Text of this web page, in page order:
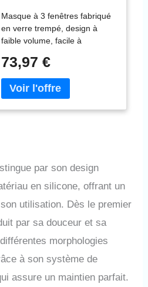
Masque à 3 fenêtres fabriqué
en verre trempé, design à
faible volume, facile à
sous-marine et la plongée
avec tuba Jupe et sangle 100
% silicone combinés pour un
étanchéité sur le visage
Poche nasale facile d'accès à
une main pour l'égalisation de
l'oreille Cadre coloré effet
peint par pulvérisation qui
beau à voir
73,97 €
par son design
en silicone, offrant un
utilisation. Dès le premier
par sa douceur et sa
morphologies
à son système de
assure un maintien parfait.